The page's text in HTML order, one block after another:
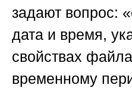
задают вопрос:
дата и время,
свойствах
временному